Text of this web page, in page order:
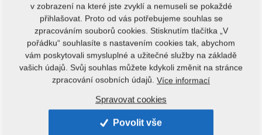
Kód produktu: 3003544
Tento díl je použitelný i pro následující stroje:
v zobrazení na které jste zvyklí a nemuseli se pokaždé
přihlašovat. Proto od vás potřebujeme souhlas se
zpracováním souborů cookies. Stisknutím tlačítka „V
pořádku“ souhlasíte s nastavením cookies tak, abychom
vám poskytovali smysluplné a užitečné služby na základě
vašich údajů. Svůj souhlas můžete kdykoli změnit na stránce
zpracování osobních údajů. Více informací
Spravovat cookies
Povolit vše